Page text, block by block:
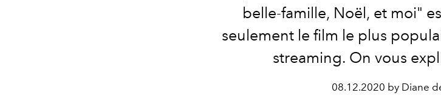
belle-famille, Noël, et moi"
seulement le film le plus
streaming. On vous
08.12.2020 by Diane